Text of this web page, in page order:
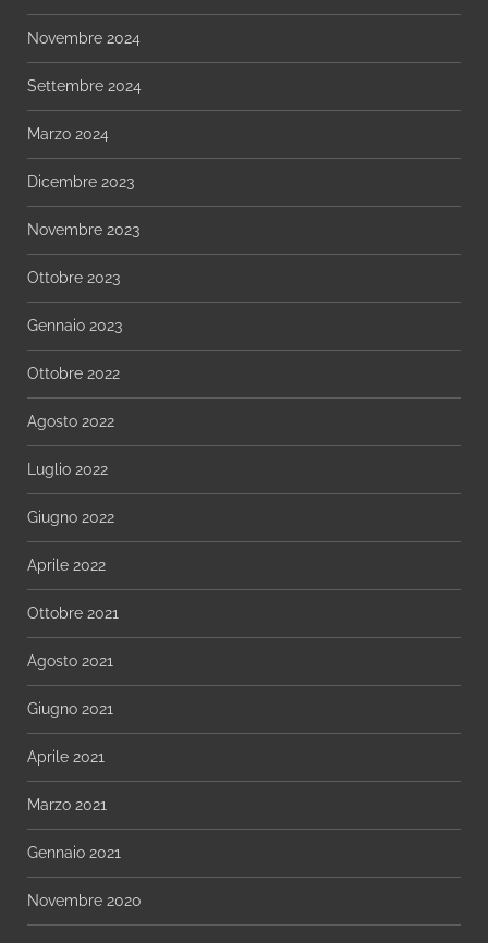
Novembre 2024
Settembre 2024
Marzo 2024
Dicembre 2023
Novembre 2023
Ottobre 2023
Gennaio 2023
Ottobre 2022
Agosto 2022
Luglio 2022
Giugno 2022
Aprile 2022
Ottobre 2021
Agosto 2021
Giugno 2021
Aprile 2021
Marzo 2021
Gennaio 2021
Novembre 2020